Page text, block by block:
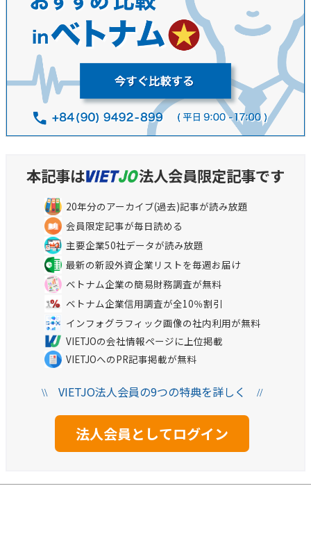
本記事は 法人会員限定記事です
20年分のアーカイブ(過去)記事が読み放題
会員限定記事が毎日読める
主要企業50社データが読み放題
最新の新設外資企業リストを毎週お届け
ベトナム企業の簡易財務調査が無料
ベトナム企業信用調査が全10％割引
インフォグラフィック画像の社内利用が無料
VIETJOの会社情報ページに上位掲載
VIETJOへのPR記事掲載が無料
\\VIETJO法人会員の9つの特典を詳しく //